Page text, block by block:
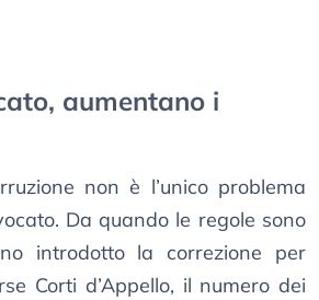
aumentano i
non è l’unico problema
Da quando le regole sono
introdotto la correzione per
Corti d’Appello, il numero dei